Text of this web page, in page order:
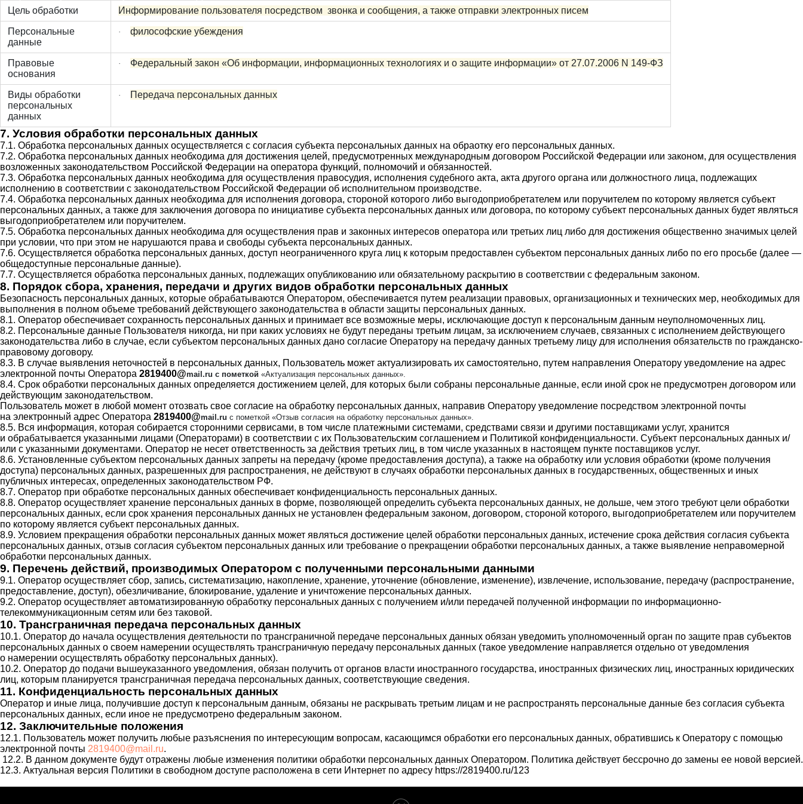
Цель обработки Информирование пользователя посредством звонка и сообщения, а также отправки электронных писем
Персональные
данные
· философские убеждения
Правовые
основания
· Федеральный закон «Об информации, информационных технологиях и о защите информации» от 27.07.2006 N 149-ФЗ
Виды обработки
персональных
данных
· Передача персональных данных
7. Условия обработки персональных данных
7.1. Обработка персональных данных осуществляется с согласия субъекта персональных данных на обраотку его персональных данных.
7.2. Обработка персональных данных необходима для достижения целей, предусмотренных международным договором Российской Федерации или законом, для осуществления
возложенных законодательством Российской Федерации на оператора функций, полномочий и обязанностей.
7.3. Обработка персональных данных необходима для осуществления правосудия, исполнения судебного акта, акта другого органа или должностного лица, подлежащих
исполнению в соответствии с законодательством Российской Федерации об исполнительном производстве.
7.4. Обработка персональных данных необходима для исполнения договора, стороной которого либо выгодоприобретателем или поручителем по которому является субъект
персональных данных, а также для заключения договора по инициативе субъекта персональных данных или договора, по которому субъект персональных данных будет являться
выгодоприобретателем или поручителем.
7.5. Обработка персональных данных необходима для осуществления прав и законных интересов оператора или третьих лиц либо для достижения общественно значимых целей
при условии, что при этом не нарушаются права и свободы субъекта персональных данных.
7.6. Осуществляется обработка персональных данных, доступ неограниченного круга лиц к которым предоставлен субъектом персональных данных либо по его просьбе (далее —
общедоступные персональные данные).
7.7. Осуществляется обработка персональных данных, подлежащих опубликованию или обязательному раскрытию в соответствии с федеральным законом.
8. Порядок сбора, хранения, передачи и других видов обработки персональных данных
Безопасность персональных данных, которые обрабатываются Оператором, обеспечивается путем реализации правовых, организационных и технических мер, необходимых для
выполнения в полном объеме требований действующего законодательства в области защиты персональных данных.
8.1. Оператор обеспечивает сохранность персональных данных и принимает все возможные меры, исключающие доступ к персональным данным неуполномоченных лиц.
8.2. Персональные данные Пользователя никогда, ни при каких условиях не будут переданы третьим лицам, за исключением случаев, связанных с исполнением действующего
законодательства либо в случае, если субъектом персональных данных дано согласие Оператору на передачу данных третьему лицу для исполнения обязательств по гражданско-
правовому договору.
8.3. В случае выявления неточностей в персональных данных, Пользователь может актуализировать их самостоятельно, путем направления Оператору уведомление на адрес
электронной почты Оператора 2819400@mail .ru с пометкой «Актуализация персональных данных».
8.4. Срок обработки персональных данных определяется достижением целей, для которых были собраны персональные данные, если иной срок не предусмотрен договором или
действующим законодательством.
Пользователь может в любой момент отозвать свое согласие на обработку персональных данных, направив Оператору уведомление посредством электронной почты
на электронный адрес Оператора 2819400@mail .ru с пометкой «Отзыв согласия на обработку персональных данных».
8.5. Вся информация, которая собирается сторонними сервисами, в том числе платежными системами, средствами связи и другими поставщиками услуг, хранится
и обрабатывается указанными лицами (Операторами) в соответствии с их Пользовательским соглашением и Политикой конфиденциальности. Субъект персональных данных и/
или с указанными документами. Оператор не несет ответственность за действия третьих лиц, в том числе указанных в настоящем пункте поставщиков услуг.
8.6. Установленные субъектом персональных данных запреты на передачу (кроме предоставления доступа), а также на обработку или условия обработки (кроме получения
доступа) персональных данных, разрешенных для распространения, не действуют в случаях обработки персональных данных в государственных, общественных и иных
публичных интересах, определенных законодательством РФ.
8.7. Оператор при обработке персональных данных обеспечивает конфиденциальность персональных данных.
8.8. Оператор осуществляет хранение персональных данных в форме, позволяющей определить субъекта персональных данных, не дольше, чем этого требуют цели обработки
персональных данных, если срок хранения персональных данных не установлен федеральным законом, договором, стороной которого, выгодоприобретателем или поручителем
по которому является субъект персональных данных.
8.9. Условием прекращения обработки персональных данных может являться достижение целей обработки персональных данных, истечение срока действия согласия субъекта
персональных данных, отзыв согласия субъектом персональных данных или требование о прекращении обработки персональных данных, а также выявление неправомерной
обработки персональных данных.
9. Перечень действий, производимых Оператором с полученными персональными данными
9.1. Оператор осуществляет сбор, запись, систематизацию, накопление, хранение, уточнение (обновление, изменение), извлечение, использование, передачу (распространение,
предоставление, доступ), обезличивание, блокирование, удаление и уничтожение персональных данных.
9.2. Оператор осуществляет автоматизированную обработку персональных данных с получением и/или передачей полученной информации по информационно-
телекоммуникационным сетям или без таковой.
10. Трансграничная передача персональных данных
10.1. Оператор до начала осуществления деятельности по трансграничной передаче персональных данных обязан уведомить уполномоченный орган по защите прав субъектов
персональных данных о своем намерении осуществлять трансграничную передачу персональных данных (такое уведомление направляется отдельно от уведомления
о намерении осуществлять обработку персональных данных).
10.2. Оператор до подачи вышеуказанного уведомления, обязан получить от органов власти иностранного государства, иностранных физических лиц, иностранных юридических
лиц, которым планируется трансграничная передача персональных данных, соответствующие сведения.
11. Конфиденциальность персональных данных
Оператор и иные лица, получившие доступ к персональным данным, обязаны не раскрывать третьим лицам и не распространять персональные данные без согласия субъекта
персональных данных, если иное не предусмотрено федеральным законом.
12. Заключительные положения
12.1. Пользователь может получить любые разъяснения по интересующим вопросам, касающимся обработки его персональных данных, обратившись к Оператору с помощью
электронной почты 2819400@mail .ru.
12.2. В данном документе будут отражены любые изменения политики обработки персональных данных Оператором. Политика действует бессрочно до замены ее новой версией.
12.3. Актуальная версия Политики в свободном доступе расположена в сети Интернет по адресу https://2819400.ru/123